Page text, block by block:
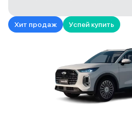
Хит продаж Успей купить